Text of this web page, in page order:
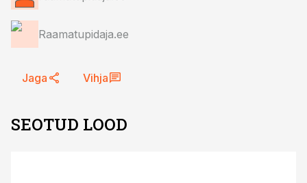
Raamatupidaja.ee
Jaga Vihja
SEOTUD LOOD